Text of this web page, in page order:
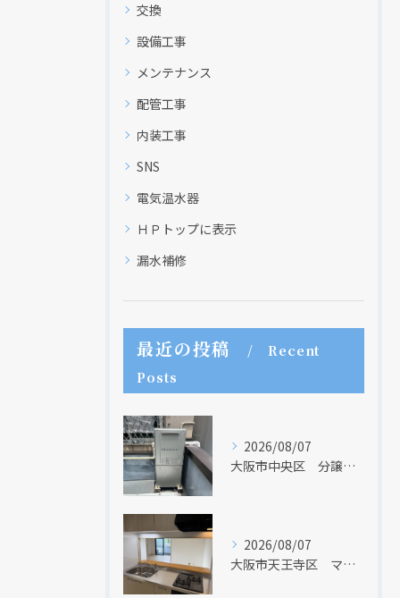
交換
設備工事
メンテナンス
配管工事
内装工事
SNS
電気温水器
ＨＰトップに表示
漏水補修
最近の投稿
Recent
Posts
2026/08/07
大阪市中央区 分譲マンションの給湯器取替リフォーム工事 UV除菌機能搭載給湯器
2026/08/07
大阪市天王寺区 マンションのキッチン取替及び内装リフォーム工事 クリナップ